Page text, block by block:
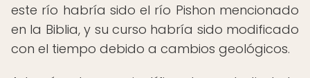
este río habría sido el río Pishon mencionado
en la Biblia, y su curso habría sido modificado
con el tiempo debido a cambios geológicos.